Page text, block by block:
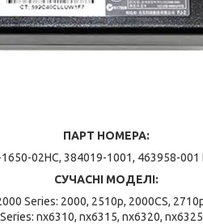
ПАРТ НОМЕРА:
02HC, 384019-1001, 463958-001
СУЧАСНІ МОДЕЛІ:
Series: 2000, 2510p, 2000CS,
Series: nx6310, nx6315, nx6320,